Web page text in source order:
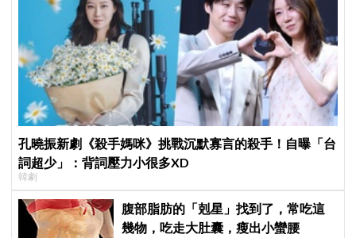
孔曉振新劇《殺手媽咪》挑戰沉默寡言的殺手！自曝「台
詞超少」：背詞壓力小很多XD
韓劇
腹部脂肪的「剋星」找到了，常吃這
幾物，吃走大肚囊，瘦出小蠻腰